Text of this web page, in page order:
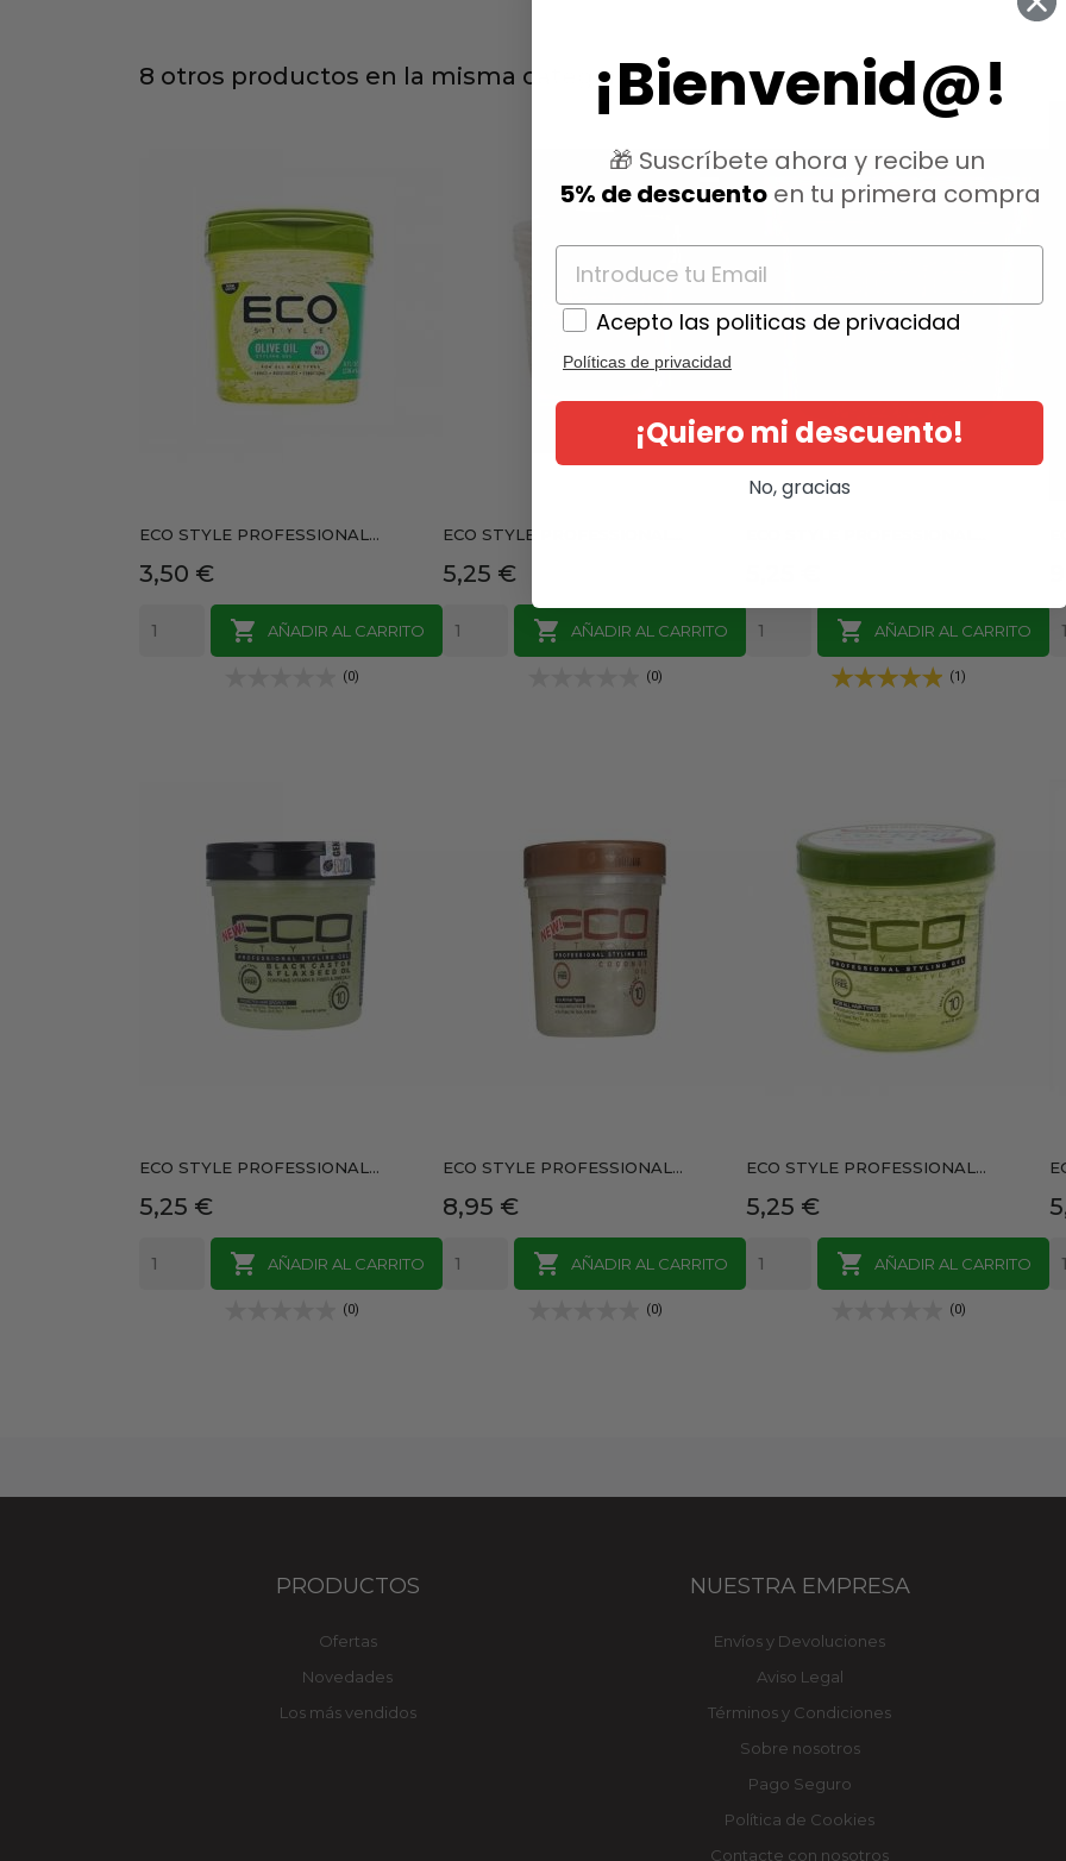
8 otros productos en la misma categoría:
ECO STYLE PROFESSIONAL...
Precio
3,50 €

AÑADIR AL CARRITO
(0)
ECO STYLE PROFESSIONAL...
Precio
5,25 €

AÑADIR AL CARRITO
(0)

AÑADIR AL CARRITO
(1)
ECO STYLE PROFESSIONAL...
Precio
5,25 €

AÑADIR AL CARRITO
(0)
ECO STYLE PROFESSIONAL...
Precio
8,95 €

AÑADIR AL CARRITO
(0)
ECO STYLE PROFESSIONAL...
Precio
5,25 €

AÑADIR AL CARRITO
(0)
PRODUCTOS
Ofertas
Novedades
Los más vendidos
NUESTRA EMPRESA
Envíos y Devoluciones
Aviso Legal
Términos y Condiciones
Sobre nosotros
Pago Seguro
Política de Cookies
Contacte con nosotros
¡Bienvenid@!
🎁 Suscríbete ahora y recibe un
5% de descuentoen tu primera compra
Acepto las politicas de privacidad
Políticas de privacidad
¡Quiero mi descuento!
No, gracias